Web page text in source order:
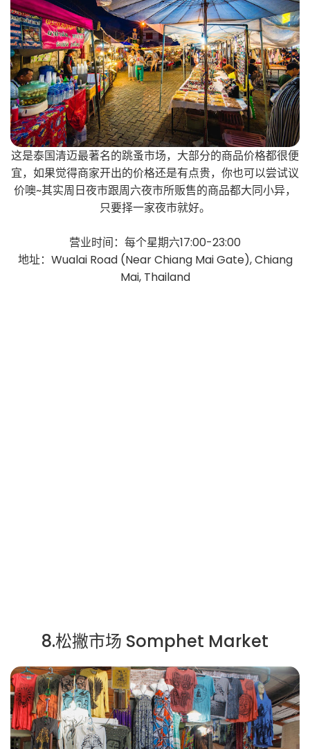
这是泰国清迈最著名的跳蚤市场，大部分的商品价格都很便
宜，如果觉得商家开出的价格还是有点贵，你也可以尝试议
价噢~其实周日夜市跟周六夜市所贩售的商品都大同小异，
只要择一家夜市就好。
营业时间：每个星期六17:00-23:00
地址：Wualai Road (Near Chiang Mai Gate), Chiang
Mai, Thailand
8.松撇市场 Somphet Market